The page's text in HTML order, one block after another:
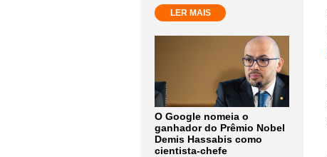
LER MAIS
O Google nomeia o
ganhador do Prêmio Nobel
Demis Hassabis como
cientista-chefe